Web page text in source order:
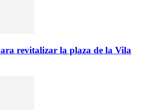
revitalizar la plaza de la Vila